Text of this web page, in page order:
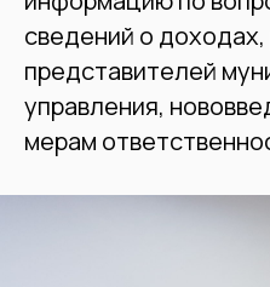
сведений о
представителей
управления,
мерам